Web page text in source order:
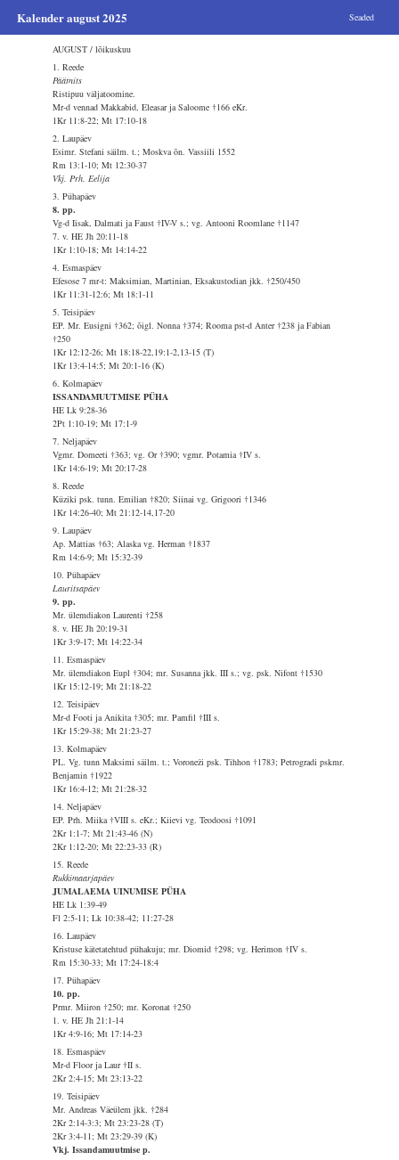
Kalender august 2025 Seaded
AUGUST / lõikuskuu
1. Reede
Päätnits
Ristipuu väljatoomine.
Mr-d vennad Makkabid, Eleasar ja Saloome †166 eKr.
1Kr 11:8-22; Mt 17:10-18
2. Laupäev
Esimr. Stefani säilm. t.; Moskva õn. Vassiili 1552
Rm 13:1-10; Mt 12:30-37
Vkj. Prh. Eelija
3. Pühapäev
8. pp.
Vg-d Iisak, Dalmati ja Faust †IV-V s.; vg. Antooni Roomlane †1147
7. v. HE Jh 20:11-18
1Kr 1:10-18; Mt 14:14-22
4. Esmaspäev
Efesose 7 mr-t: Maksimian, Martinian, Eksakustodian jkk. †250/450
1Kr 11:31-12:6; Mt 18:1-11
5. Teisipäev
EP. Mr. Eusigni †362; õigl. Nonna †374; Rooma pst-d Anter †238 ja Fabian
†250
1Kr 12:12-26; Mt 18:18-22,19:1-2,13-15 (T)
1Kr 13:4-14:5; Mt 20:1-16 (K)
6. Kolmapäev
ISSANDAMUUTMISE PÜHA
HE Lk 9:28-36
2Pt 1:10-19; Mt 17:1-9
7. Neljapäev
Vgmr. Domeeti †363; vg. Or †390; vgmr. Potamia †IV s.
1Kr 14:6-19; Mt 20:17-28
8. Reede
Küziki psk. tunn. Emilian †820; Siinai vg. Grigoori †1346
1Kr 14:26-40; Mt 21:12-14,17-20
9. Laupäev
Ap. Mattias †63; Alaska vg. Herman †1837
Rm 14:6-9; Mt 15:32-39
10. Pühapäev
Lauritsapäev
9. pp.
Mr. ülemdiakon Laurenti †258
8. v. HE Jh 20:19-31
1Kr 3:9-17; Mt 14:22-34
11. Esmaspäev
Mr. ülemdiakon Eupl †304; mr. Susanna jkk. III s.; vg. psk. Nifont †1530
1Kr 15:12-19; Mt 21:18-22
12. Teisipäev
Mr-d Footi ja Anikita †305; mr. Pamfil †III s.
1Kr 15:29-38; Mt 21:23-27
13. Kolmapäev
PL. Vg. tunn Maksimi säilm. t.; Voroneži psk. Tihhon †1783; Petrogradi pskmr.
Benjamin †1922
1Kr 16:4-12; Mt 21:28-32
14. Neljapäev
EP. Prh. Miika †VIII s. eKr.; Kiievi vg. Teodoosi †1091
2Kr 1:1-7; Mt 21:43-46 (N)
2Kr 1:12-20; Mt 22:23-33 (R)
15. Reede
Rukkimaarjapäev
JUMALAEMA UINUMISE PÜHA
HE Lk 1:39-49
Fl 2:5-11; Lk 10:38-42; 11:27-28
16. Laupäev
Kristuse kätetatehtud pühakuju; mr. Diomid †298; vg. Herimon †IV s.
Rm 15:30-33; Mt 17:24-18:4
17. Pühapäev
10. pp.
Prmr. Miiron †250; mr. Koronat †250
1. v. HE Jh 21:1-14
1Kr 4:9-16; Mt 17:14-23
18. Esmaspäev
Mr-d Floor ja Laur †II s.
2Kr 2:4-15; Mt 23:13-22
19. Teisipäev
Mr. Andreas Väeülem jkk. †284
2Kr 2:14-3:3; Mt 23:23-28 (T)
2Kr 3:4-11; Mt 23:29-39 (K)
Vkj. Issandamuutmise p.